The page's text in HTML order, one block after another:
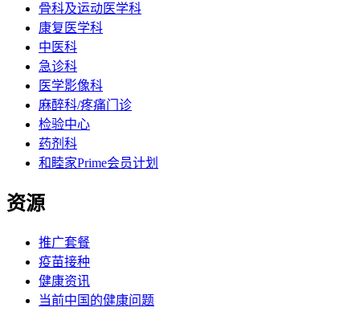
骨科及运动医学科
康复医学科
中医科
急诊科
医学影像科
麻醉科/疼痛门诊
检验中心
药剂科
和睦家Prime会员计划
资源
推广套餐
疫苗接种
健康资讯
当前中国的健康问题